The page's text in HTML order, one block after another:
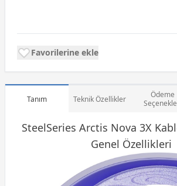
Favorilerine ekle
Tanım Teknik Özellikler
Ödeme
SteelSeries Arctis Nova 3X
Genel Özellikleri